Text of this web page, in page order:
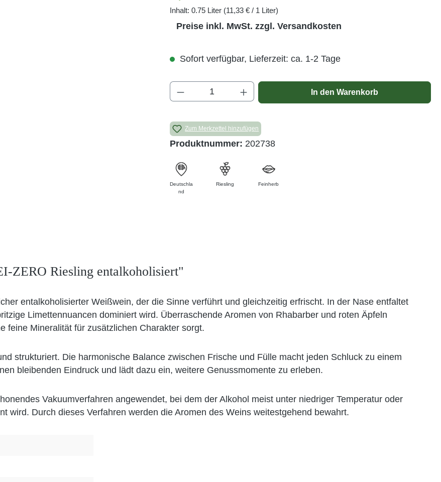
Inhalt: 0.75 Liter (11,33 € / 1 Liter)
Preise inkl. MwSt. zzgl. Versandkosten
Sofort verfügbar, Lieferzeit: ca. 1-2 Tage
Produkt Anzahl: Gib den gewünschten Wert ein
In den Warenkorb
Zum Merkzettel hinzufügen
Produktnummer: 202738
Deutschla
nd
Riesling Feinherb
ZERO Riesling entalkoholisiert"
entalkoholisierter Weißwein, der die Sinne verführt und gleichzeitig erfrischt. In der Nase entfaltet
Limettennuancen dominiert wird. Überraschende Aromen von Rhabarber und roten Äpfeln
feine Mineralität für zusätzlichen Charakter sorgt.
strukturiert. Die harmonische Balance zwischen Frische und Fülle macht jeden Schluck zu einem
bleibenden Eindruck und lädt dazu ein, weitere Genussmomente zu erleben.
Vakuumverfahren angewendet, bei dem der Alkohol meist unter niedriger Temperatur oder
wird. Durch dieses Verfahren werden die Aromen des Weins weitestgehend bewahrt.